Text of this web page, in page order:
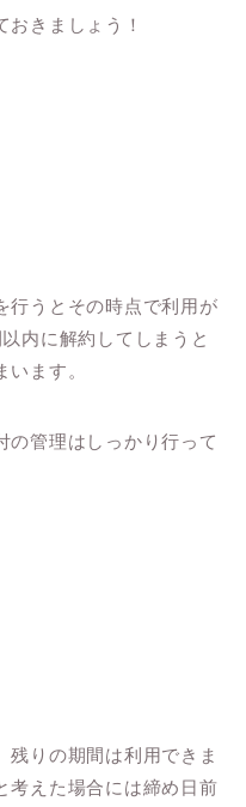
きましょう！
行うとその時点で利用が
内に解約してしまうと
ます。
の管理はしっかり行って
残りの期間は利用できま
考えた場合には締め日前